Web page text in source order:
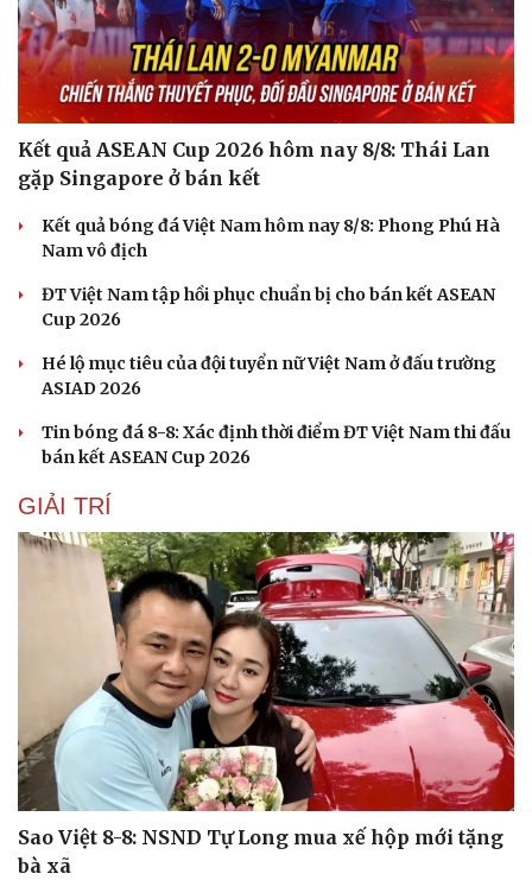
Sức khỏe
Dinh dưỡng - món ngon
Sản phụ khoa
Nhi khoa
Làm đẹp - giảm cân
Phòng mạch online
Ăn sạch sống khỏe
Đời sống
Tình yêu - Gia đình
Kết quả ASEAN Cup 2026 hôm nay 8/8: Thái Lan
gặp Singapore ở bán kết
Kết quả bóng đá Việt Nam hôm nay 8/8: Phong Phú Hà
Nam vô địch
ĐT Việt Nam tập hồi phục chuẩn bị cho bán kết ASEAN
Cup 2026
Hé lộ mục tiêu của đội tuyển nữ Việt Nam ở đấu trường
ASIAD 2026
Tin bóng đá 8-8: Xác định thời điểm ĐT Việt Nam thi đấu
bán kết ASEAN Cup 2026
GIẢI TRÍ
Sao Việt 8-8: NSND Tự Long mua xế hộp mới tặng
bà xã